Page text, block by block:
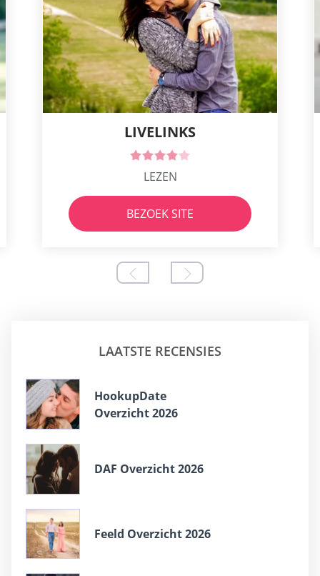
LIVELINKS
LEZEN
BEZOEK SITE
LAATSTE RECENSIES
HookupDate
Overzicht 2026
DAF Overzicht 2026
Feeld Overzicht 2026